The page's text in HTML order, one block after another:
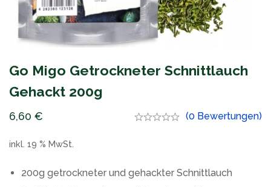
Go Migo Getrockneter Schnittlauch
Gehackt 200g
6,60 € (0 Bewertungen)
inkl. 19 % MwSt.
200g getrockneter und gehackter Schnittlauch